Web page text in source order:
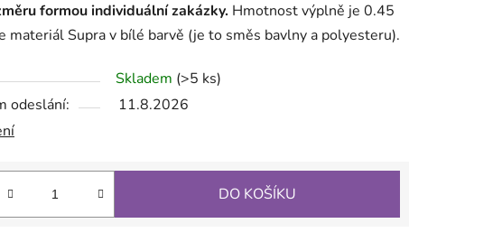
formou individuální zakázky. Hmotnost výplně je 0.45
materiál Supra v bílé barvě (je to směs bavlny a polyesteru).
Skladem (>5 ks)
odeslání:
11.8.2026
DO KOŠÍKU